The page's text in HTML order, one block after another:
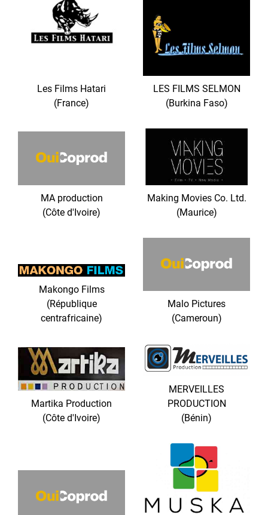
Les Films Hatari
(France)
LES FILMS SELMON
(Burkina Faso)
MA production
(Côte d'Ivoire)
Making Movies Co. Ltd.
(Maurice)
Makongo Films
(République
centrafricaine)
Malo Pictures
(Cameroun)
Martika Production
(Côte d'Ivoire)
MERVEILLES
PRODUCTION
(Bénin)